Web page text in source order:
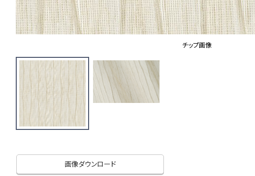
チップ画像
画像ダウンロード